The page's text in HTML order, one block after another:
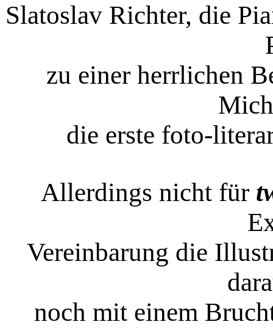
Slatoslav Richter, die
zu einer herrlichen
die erste foto-
Allerdings nicht für
Vereinbarung die
noch mit einem